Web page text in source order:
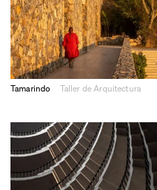
Tamarindo Taller de Arquitectura